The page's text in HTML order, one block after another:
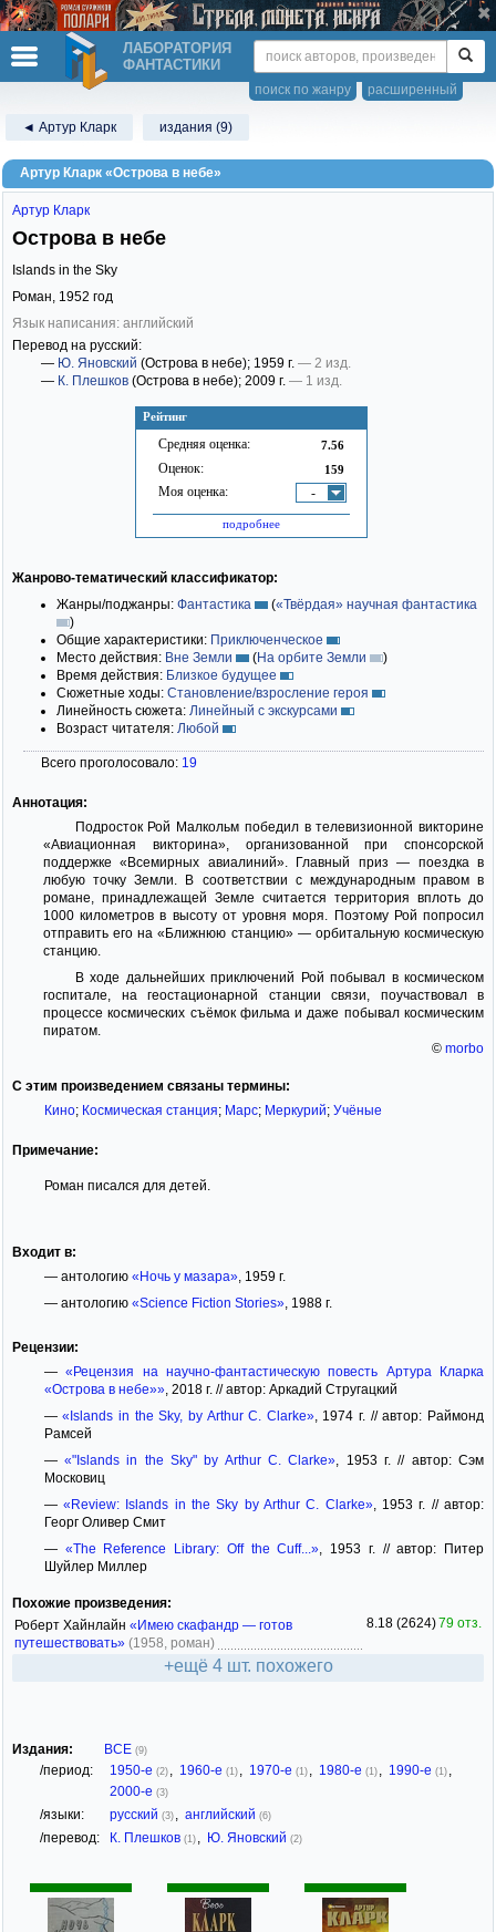
ЛАБОРАТОРИЯ
ФАНТАСТИКИ
расширенный
поиск по жанру
◄ Артур Кларк издания (9)
Артур Кларк «Острова в небе»
Рейтинг
Средняя оценка: 7.56
Оценок: 159
Моя оценка: -
подробнее
Артур Кларк
Острова в небе
Islands in the Sky
Роман, 1952 год
Язык написания: английский
Перевод на русский:
— Ю. Яновский (Острова в небе); 1959 г. — 2 изд.
— К. Плешков (Острова в небе); 2009 г. — 1 изд.
Жанрово-тематический классификатор:
Жанры/поджанры: Фантастика («Твёрдая» научная фантастика
)
Общие характеристики: Приключенческое
Место действия: Вне Земли (На орбите Земли
)
Время действия: Близкое будущее
Сюжетные ходы: Становление/взросление героя
Линейность сюжета: Линейный с экскурсами
Возраст читателя: Любой
Всего проголосовало: 19
Аннотация:
Подросток Рой Малкольм победил в телевизионной викторине
«Авиационная викторина», организованной при спонсорской
поддержке «Всемирных авиалиний». Главный приз — поездка в
любую точку Земли. В соответствии с международным правом в
романе, принадлежащей Земле считается территория вплоть до
1000 километров в высоту от уровня моря. Поэтому Рой попросил
отправить его на «Ближнюю станцию» — орбитальную космическую
станцию.
В ходе дальнейших приключений Рой побывал в космическом
госпитале, на геостационарной станции связи, поучаствовал в
процессе космических съёмок фильма и даже побывал космическим
пиратом.
© morbo
С этим произведением связаны термины:
Кино; Космическая станция; Марс; Меркурий; Учёные
Примечание:
Роман писался для детей.
Входит в:
— антологию «Ночь у мазара», 1959 г.
— антологию «Science Fiction Stories», 1988 г.
Рецензии:
—«Рецензия на научно-фантастическую повесть Артура Кларка
«Острова в небе»», 2018 г. // автор: Аркадий Стругацкий
—«Islands in the Sky, by Arthur C. Clarke», 1974 г. // автор: Раймонд
Рамсей
—«"Islands in the Sky" by Arthur C. Clarke» , 1953 г. // автор: Сэм
Московиц
—«Review: Islands in the Sky by Arthur C. Clarke», 1953 г. // автор:
Георг Оливер Смит
— «The Reference Library: Off the Cuff...» , 1953 г. // автор: Питер
Шуйлер Миллер
Похожие произведения:
Роберт Хайнлайн «Имею скафандр — готов
путешествовать» (1958, роман)
8.18 (2624)79 отз.
+ещё 4 шт. похожего
Издания: ВСЕ (9)
/период: 1950-е (2) , 1960-е (1) , 1970-е (1) , 1980-е (1) , 1990-е (1) ,
2000-е (3)
/языки: русский (3) , английский (6)
/перевод: К. Плешков (1) , Ю. Яновский (2)